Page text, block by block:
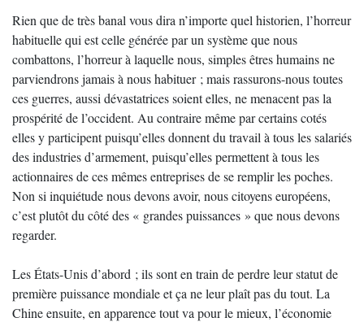
Rien que de très banal vous dira n’importe quel historien, l’horreur
habituelle qui est celle générée par un système que nous
combattons, l’horreur à laquelle nous, simples êtres humains ne
parviendrons jamais à nous habituer ; mais rassurons-nous toutes
ces guerres, aussi dévastatrices soient elles, ne menacent pas la
prospérité de l’occident. Au contraire même par certains cotés
elles y participent puisqu’elles donnent du travail à tous les salariés
des industries d’armement, puisqu’elles permettent à tous les
actionnaires de ces mêmes entreprises de se remplir les poches.
Non si inquiétude nous devons avoir, nous citoyens européens,
c’est plutôt du côté des « grandes puissances » que nous devons
regarder.
Les États-Unis d’abord ; ils sont en train de perdre leur statut de
première puissance mondiale et ça ne leur plaît pas du tout. La
Chine ensuite, en apparence tout va pour le mieux, l’économie